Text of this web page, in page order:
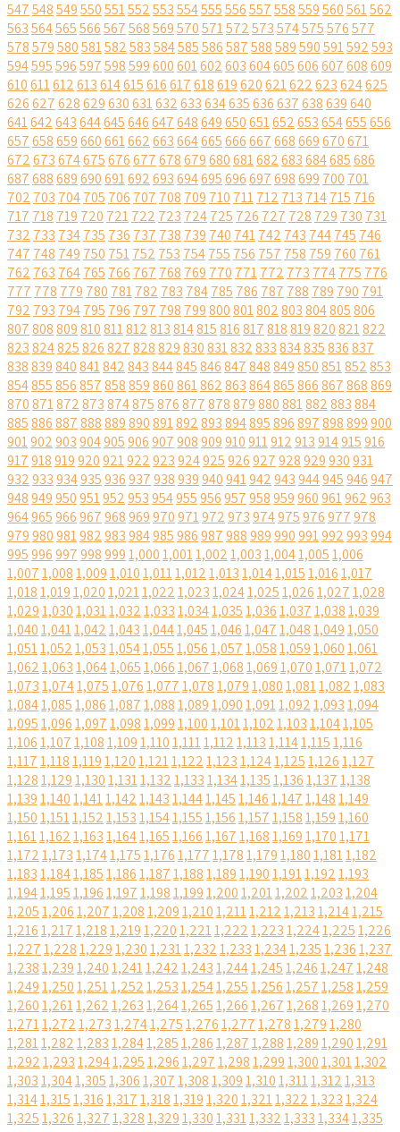
547548549550551552553554555556557558559560561562
563564565566567568569570571572573574575576577
578579580581582583584585586587588589590591592593
594595596597598599600601602603604605606607608609
610611612613614615616617618619620621622623624625
626627628629630631632633634635636637638639640
641642643644645646647648649650651652653654655656
657658659660661662663664665666667668669670671
672673674675676677678679680681682683684685686
687688689690691692693694695696697698699 700 701
702 703 704705 706 707 708 709 710 711712 713 714715 716
717 718 719 720 721722 723 724725 726 727 728 729 730 731
732 733 734735 736 737 738 739 740 741742 743 744745 746
747 748 749 750 751752 753 754755 756 757 758 759 760 761
762 763 764765 766 767 768 769 770 771772 773 774775 776
777 778 779 780 781782 783 784785 786 787 788 789 790 791
792 793 794795 796 797 798 799800801802803804805806
807808809810811812813814815816817818819820821822
823824825826827828829830831832833834835836837
838839840841842843844845846847848849850851852853
854855856857858859860861862863864865866867868869
870871872873874875876877878879880881882883884
885886887888889890891892893894895896897898899900
901902903904905906907908909910911912913914915916
917918919920921922923924925926927928929930931
932933934935936937938939940941942943944945946947
948949950951952953954955956957958959960961962963
964965966967968969970971972973974975976977978
979980981982983984985986987988989990991992993994
9959969979989991,0001,0011,0021,0031,0041,0051,006
1,0071,0081,0091,0101,0111,0121,0131,0141,0151,0161,017
1,0181,0191,0201,0211,0221,0231,0241,0251,0261,0271,028
1,0291,0301,0311,0321,0331,0341,0351,0361,0371,0381,039
1,0401,0411,0421,0431,0441,0451,0461,0471,0481,0491,050
1,0511,0521,0531,0541,0551,0561,0571,0581,0591,0601,061
1,0621,0631,0641,0651,0661,0671,0681,0691,0701,0711,072
1,0731,0741,0751,0761,0771,0781,0791,0801,0811,0821,083
1,0841,0851,0861,0871,0881,0891,0901,0911,0921,0931,094
1,0951,0961,0971,0981,0991,1001,1011,1021,1031,1041,105
1,1061,1071,1081,1091,1101,1111,1121,1131,1141,1151,116
1,1171,1181,1191,1201,1211,1221,1231,1241,1251,1261,127
1,1281,1291,1301,1311,1321,1331,1341,1351,1361,1371,138
1,1391,1401,1411,1421,1431,1441,1451,1461,1471,1481,149
1,1501,1511,1521,1531,1541,1551,1561,1571,1581,1591,160
1,1611,1621,1631,1641,1651,1661,1671,1681,1691,1701,171
1,1721,1731,1741,1751,1761,1771,1781,1791,1801,1811,182
1,1831,1841,1851,1861,1871,1881,1891,1901,1911,1921,193
1,1941,1951,1961,1971,1981,1991,2001,2011,2021,2031,204
1,2051,2061,2071,2081,2091,2101,2111,2121,2131,2141,215
1,2161,2171,2181,2191,2201,2211,2221,2231,2241,2251,226
1,2271,2281,2291,2301,2311,2321,2331,2341,2351,2361,237
1,2381,2391,2401,2411,2421,2431,2441,2451,2461,2471,248
1,2491,2501,2511,2521,2531,2541,2551,2561,2571,2581,259
1,2601,2611,2621,2631,2641,2651,2661,2671,2681,2691,270
1,2711,2721,2731,2741,2751,2761,2771,2781,2791,280
1,2811,2821,2831,2841,2851,2861,2871,2881,2891,2901,291
1,2921,2931,2941,2951,2961,2971,2981,2991,3001,3011,302
1,3031,3041,3051,3061,3071,3081,3091,3101,3111,3121,313
1,3141,3151,3161,3171,3181,3191,3201,3211,3221,3231,324
1,3251,3261,3271,3281,3291,3301,3311,3321,3331,3341,335